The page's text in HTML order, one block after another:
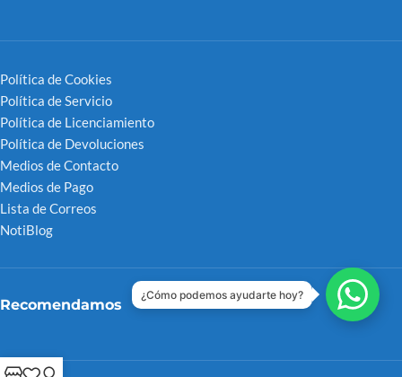
Política de Cookies
Política de Servicio
Política de Licenciamiento
Política de Devoluciones
Medios de Contacto
Medios de Pago
Lista de Correos
NotiBlog
Recomendamos
¿Cómo podemos ayudarte hoy?